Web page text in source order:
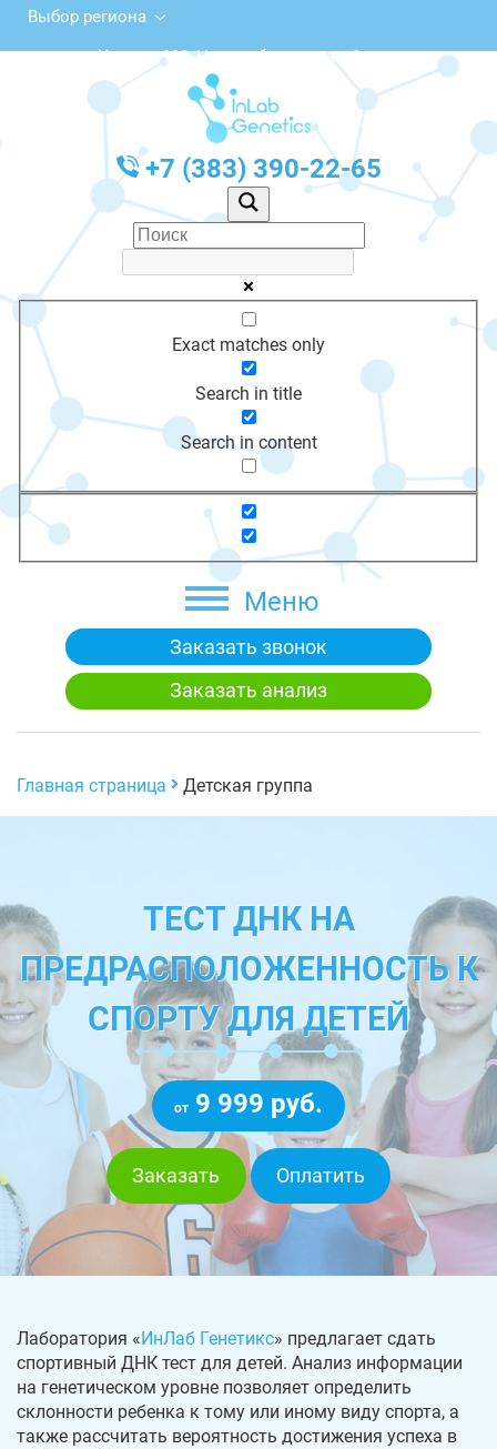
Выбор региона
ул. Чехова, 111, Новосибирск, этаж 1
с 10:00 до 20:00
График работы: Пн-Пт с 10:00 до 20:00
+7 (383) 390-22-65
Exact matches only
Search in title
Search in content
Меню
Заказать звонок
Заказать анализ
Главная страница Детская группа
ТЕСТ ДНК НА
ПРЕДРАСПОЛОЖЕННОСТЬ К
СПОРТУ ДЛЯ ДЕТЕЙ
от 9 999 руб.
Заказать Оплатить
Лаборатория « ИнЛаб Генетикс» предлагает сдать
спортивный ДНК тест для детей. Анализ информации
на генетическом уровне позволяет определить
склонности ребенка к тому или иному виду спорта, а
также рассчитать вероятность достижения успеха в